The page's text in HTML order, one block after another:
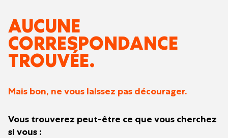
AUCUNE
CORRESPONDANCE
TROUVÉE.
Mais bon, ne vous laissez pas décourager.
Vous trouverez peut-être ce que vous cherchez
si vous :